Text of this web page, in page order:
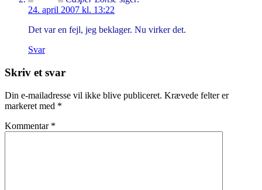
24. april 2007 kl. 13:22
Det var en fejl, jeg beklager. Nu virker det.
Svar
Skriv et svar
Din e-mailadresse vil ikke blive publiceret. Krævede felter er
markeret med *
Kommentar *